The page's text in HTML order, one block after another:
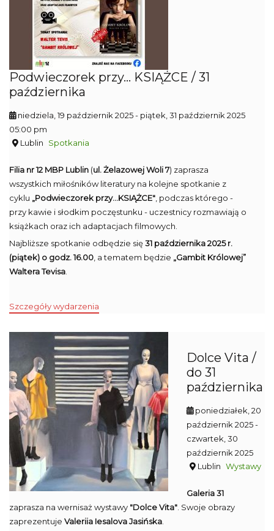
Podwieczorek przy... KSIĄŻCE / 31
października
niedziela, 19 październik 2025- piątek, 31 październik 2025
05:00 pm
Lublin
Spotkania
Filia nr 12 MBP Lublin (ul. Żelazowej Woli 7) zaprasza
wszystkich miłośników literatury na kolejne spotkanie z
cyklu „Podwieczorek przy...KSIĄŻCE" , podczas którego -
przy kawie i słodkim poczęstunku - uczestnicy rozmawiają o
książkach oraz ich adaptacjach filmowych.
Najbliższe spotkanie odbędzie się31 października 2025 r.
(piątek) o godz. 16.00 , a tematem będzie „Gambit Królowej”
Waltera Tevisa
Szczegóły wydarzenia
Dolce Vita /
do 31
października
poniedziałek, 20
październik 2025-
czwartek, 30
październik 2025
Lublin Wystawy
Galeria 31
zaprasza na wernisaż wystawy "Dolce Vita" . Swoje obrazy
zaprezentuje Valeriia Iesalova Jasińska